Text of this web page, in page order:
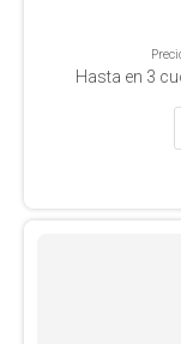
Hasta en 3